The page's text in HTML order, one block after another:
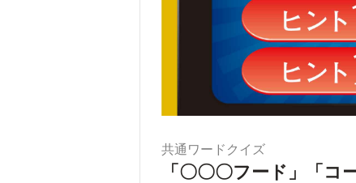
共通ワードクイズ
「〇〇〇フード」「